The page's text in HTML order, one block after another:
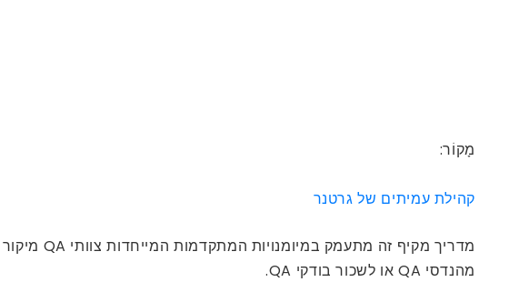
מָקוֹר:
קהילת עמיתים של גרטנר
מהנדסי QA או לשכור בודקי QA.